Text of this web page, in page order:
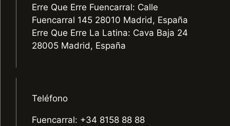
Erre Que Erre Fuencarral: Calle
Fuencarral 145 28010 Madrid, España
Erre Que Erre La Latina: Cava Baja 24
28005 Madrid, España
Teléfono
Fuencarral: +34 8158 88 88